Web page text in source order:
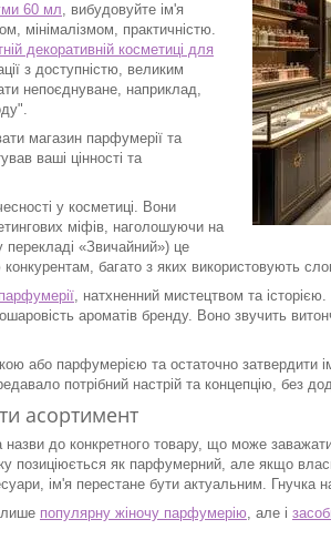
60 мл, вибудовуйте ім'я
мінімалізмом, практичністю.
декоративній косметиці для
з доступністю, великим
непоєднуване, наприклад,
магазин парфумерії та
ваші цінності та
у косметиці. Вони
міфів, наголошуючи на
«Звичайний») це
конкурентам, багато з яких використовують
парфумерії, натхненний мистецтвом та
ароматів бренду. Воно звучить
або парфумерією та остаточно затвердити
потрібний настрій та концепцію, без
асортимент
до конкретного товару, що може
позиціюється як парфумерний, але якщо
ім'я перестане бути актуальним. Гнучка
лише популярну жіночу парфумерію, але і